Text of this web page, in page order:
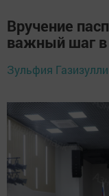
Вручение
важный шаг
Зульфия